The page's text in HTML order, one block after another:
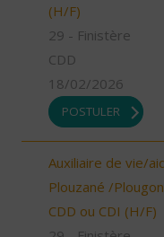
(H/F)
29 - Finistère
CDD
18/02/2026
POSTULER
Auxiliaire de vie/
Plouzané /
CDD ou CDI (H/F)